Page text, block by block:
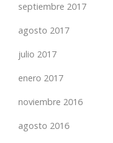
septiembre 2017
agosto 2017
julio 2017
enero 2017
noviembre 2016
agosto 2016